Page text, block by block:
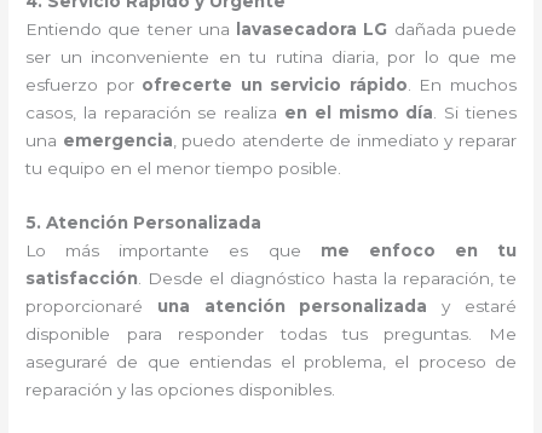
Entiendo que tener una
lavasecadora LG dañada puede
ser un inconveniente en tu rutina diaria, por lo que me
esfuerzo por ofrecerte un servicio rápido. En muchos
casos, la reparación se realiza en el mismo día. Si tienes
una emergencia, puedo atenderte de inmediato y reparar
tu equipo en el menor tiempo posible.
5. Atención Personalizada
Lo más importante es que me enfoco en tu
satisfacción . Desde el diagnóstico hasta la reparación, te
proporcionaré una atención personalizada y estaré
disponible para responder todas tus preguntas. Me
aseguraré de que entiendas el problema, el proceso de
reparación y las opciones disponibles.